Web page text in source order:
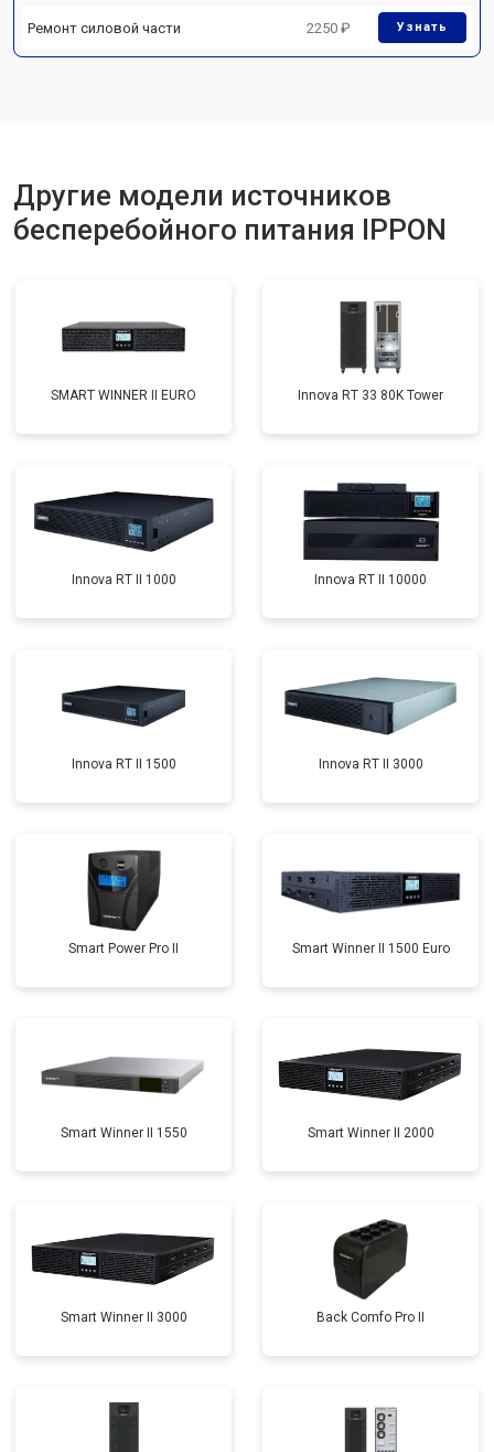
Ремонт силовой части 2250 ₽ Узнать
Другие модели источников
бесперебойного питания IPPON
SMART WINNER II EURO Innova RT 33 80K Tower
Innova RT II 1000 Innova RT II 10000
Innova RT II 1500 Innova RT II 3000
Smart Power Pro II Smart Winner II 1500 Euro
Smart Winner II 1550 Smart Winner II 2000
Smart Winner II 3000 Back Comfo Pro II